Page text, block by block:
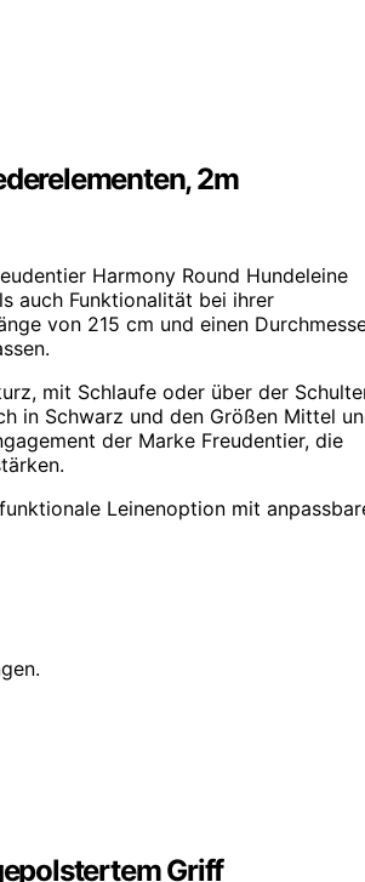
2m
Harmony Round Hundeleine
auch Funktionalität bei ihrer
von 215 cm und einen
mit Schlaufe oder über der
in Schwarz und den Größen Mittel
der Marke Freudentier, die
Leinenoption mit
Griff